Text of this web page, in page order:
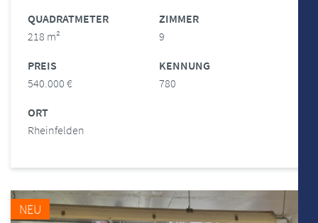
QUADRATMETER
218 m²
ZIMMER
9
PREIS
540.000 €
KENNUNG
780
ORT
Rheinfelden
NEU